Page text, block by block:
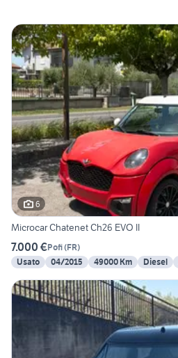
6
Microcar Chatenet Ch26 EVO II
7.000 €Pofi(FR)
Usato
04/2015 49000 Km Diesel